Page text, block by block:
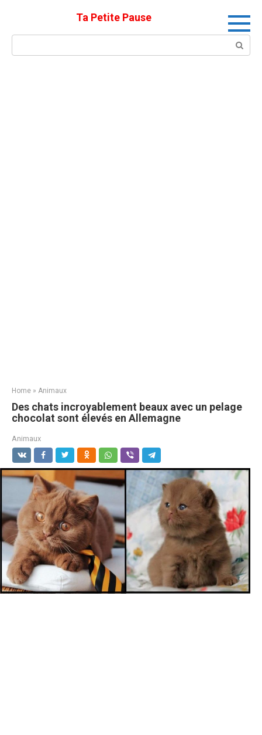
Ta Petite Pause
Search:
Home » Animaux
Des chats incroyablement beaux avec un pelage
chocolat sont élevés en Allemagne
Animaux